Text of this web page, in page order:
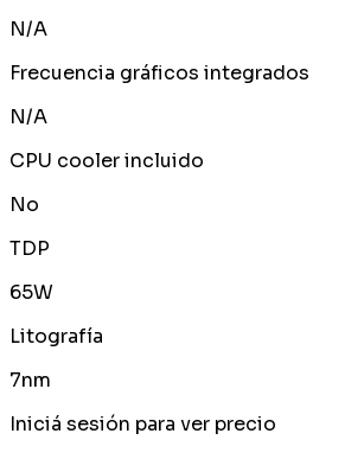
N/A
Frecuencia gráficos integrados
N/A
CPU cooler incluido
No
TDP
65W
Litografía
7nm
Iniciá sesión para ver precio